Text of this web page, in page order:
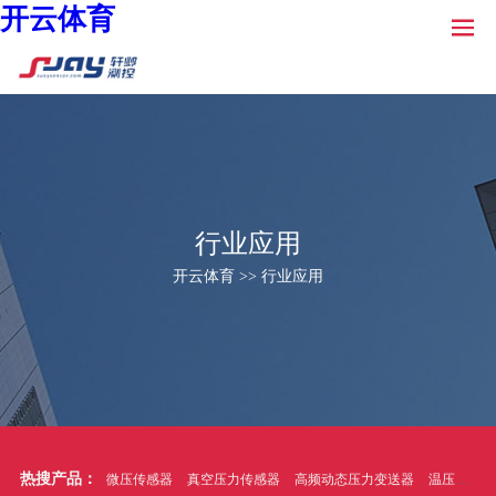
开云体育
行业应用
开云体育 >> 行业应用
热搜产品： 微压传感器 真空压力传感器 高频动态压力变送器 温压一体式压力传感器